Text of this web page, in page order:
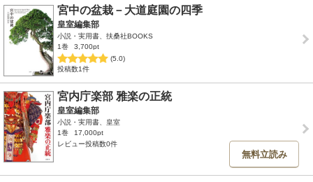
宮中の盆栽－大道庭園の四季
皇室編集部
小説・実用書、扶桑社BOOKS
1巻
3,700pt
(5.0)
投稿数1件
宮内庁楽部 雅楽の正統
皇室編集部
小説・実用書、皇室
1巻
17,000pt
レビュー投稿数0件
無料立読み